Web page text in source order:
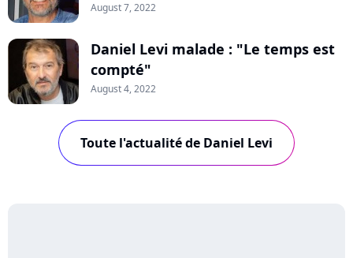
August 7, 2022
Daniel Levi malade : "Le temps est
compté"
August 4, 2022
Toute l'actualité de Daniel Levi